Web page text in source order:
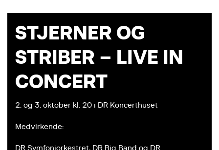
STJERNER OG
STRIBER – LIVE IN
CONCERT
2. og 3. oktober kl. 20 i DR Koncerthuset
Medvirkende:
DR Symfoniorkestret, DR Big Band og DR